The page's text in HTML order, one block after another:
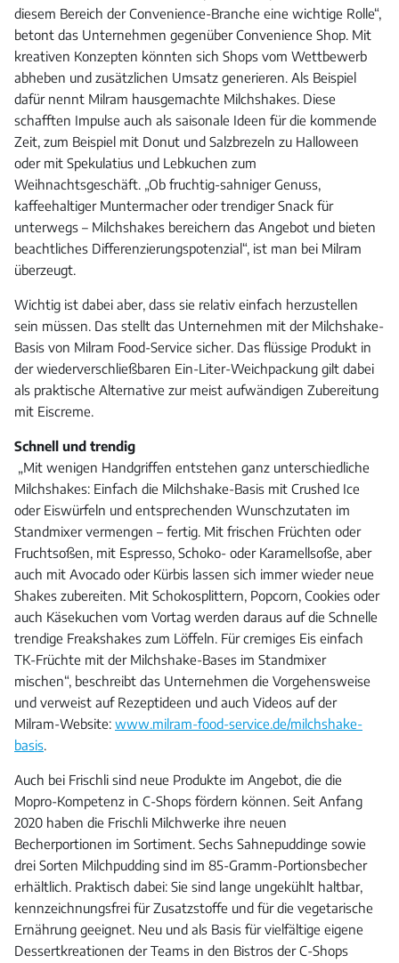
diesem Bereich der Convenience-Branche eine wichtige Rolle“,
betont das Unternehmen gegenüber Convenience Shop. Mit
kreativen Konzepten könnten sich Shops vom Wettbewerb
abheben und zusätzlichen Umsatz generieren. Als Beispiel
dafür nennt Milram hausgemachte Milchshakes. Diese
schafften Impulse auch als saisonale Ideen für die kommende
Zeit, zum Beispiel mit Donut und Salzbrezeln zu Halloween
oder mit Spekulatius und Lebkuchen zum
Weihnachtsgeschäft. „Ob fruchtig-sahniger Genuss,
kaffeehaltiger Muntermacher oder trendiger Snack für
unterwegs – Milchshakes bereichern das Angebot und bieten
beachtliches Differenzierungspotenzial“, ist man bei Milram
überzeugt.
Wichtig ist dabei aber, dass sie relativ einfach herzustellen
sein müssen. Das stellt das Unternehmen mit der Milchshake-
Basis von Milram Food-Service sicher. Das flüssige Produkt in
der wiederverschließbaren Ein-Liter-Weichpackung gilt dabei
als praktische Alternative zur meist aufwändigen Zubereitung
mit Eiscreme.
Schnell und trendig
„Mit wenigen Handgriffen entstehen ganz unterschiedliche
Milchshakes: Einfach die Milchshake-Basis mit Crushed Ice
oder Eiswürfeln und entsprechenden Wunschzutaten im
Standmixer vermengen – fertig. Mit frischen Früchten oder
Fruchtsoßen, mit Espresso, Schoko- oder Karamellsoße, aber
auch mit Avocado oder Kürbis lassen sich immer wieder neue
Shakes zubereiten. Mit Schokosplittern, Popcorn, Cookies oder
auch Käsekuchen vom Vortag werden daraus auf die Schnelle
trendige Freakshakes zum Löffeln. Für cremiges Eis einfach
TK-Früchte mit der Milchshake-Bases im Standmixer
mischen“, beschreibt das Unternehmen die Vorgehensweise
und verweist auf Rezeptideen und auch Videos auf der
Milram-Website: www.milram-food-service.de/milchshake-
basis.
Auch bei Frischli sind neue Produkte im Angebot, die die
Mopro-Kompetenz in C-Shops fördern können. Seit Anfang
2020 haben die Frischli Milchwerke ihre neuen
Becherportionen im Sortiment. Sechs Sahnepuddinge sowie
drei Sorten Milchpudding sind im 85-Gramm-Portionsbecher
erhältlich. Praktisch dabei: Sie sind lange ungekühlt haltbar,
kennzeichnungsfrei für Zusatzstoffe und für die vegetarische
Ernährung geeignet. Neu und als Basis für vielfältige eigene
Dessertkreationen der Teams in den Bistros der C-Shops